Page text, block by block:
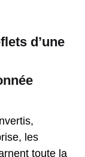
d’une
les
toute la